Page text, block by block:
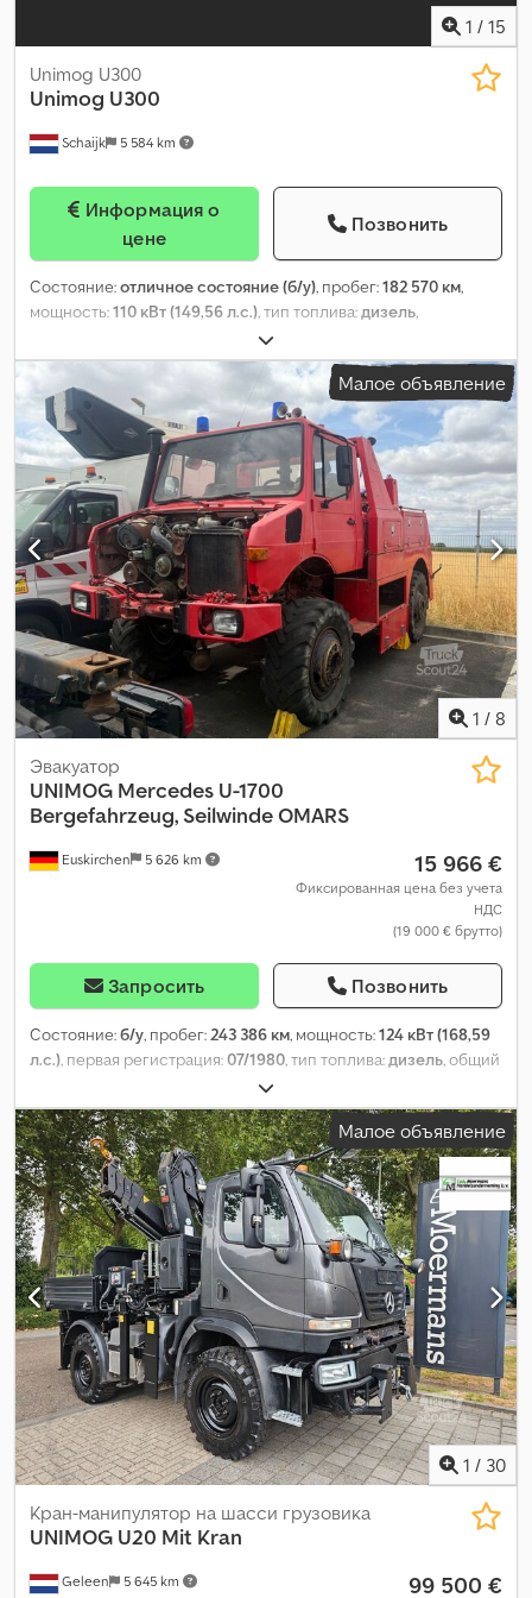
1 / 15
Schaijk 5 584 km
Unimog U300
Unimog U300
цене
Позвонить
Состояние:отличное состояние (б/у), пробег:182 570 км,
мощность:110 кВт (149,56 л.с.), тип топлива:дизель,
, топливо:
длина:5 350 мм, общая ширина:2 150 мм, общая высота:3 200
мм
, Год выпуска: Малое объявление
1 / 8
Euskirchen 5 626 km
Эвакуатор
UNIMOG Mercedes U-1700
Bergefahrzeug, Seilwinde OMARS
15 966 €
Фиксированная цена без учета
НДС
(19 000 € брутто)
Запросить Позвонить
Состояние:б/у, пробег:243 386 км, мощность:124 кВт (168,59
л.с.), первая регистрация:07/1980, тип топлива:дизель, общий
, конфигурация осей:
передачи:механический, Оборудование:попал в аварию,
Малое объявление
1 / 30
Geleen 5 645 km
Кран-манипулятор на шасси грузовика
UNIMOG U20 Mit Kran
99 500 €